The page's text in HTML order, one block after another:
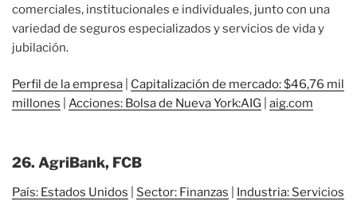
comerciales, institucionales e individuales, junto con una
variedad de seguros especializados y servicios de vida y
jubilación.
Perfil de la empresa
Capitalización de mercado: $46,76 mil
millones
Acciones: Bolsa de Nueva York:AIG aig.com
26. AgriBank, FCB
País: Estados Unidos Sector: Finanzas
Industria: Servicios